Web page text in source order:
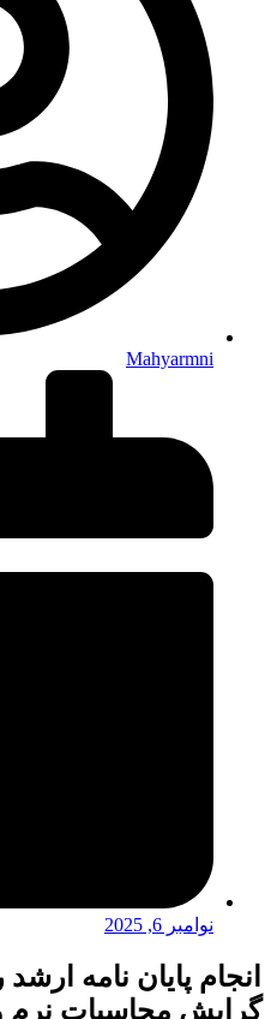
Mahyarmni
نوامبر 6, 2025
انجام پایان نامه
گرایش محاسبات